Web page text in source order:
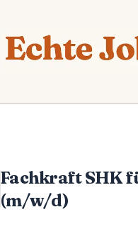
Echte Jobs
Fachkraft SHK
(m/w/d)